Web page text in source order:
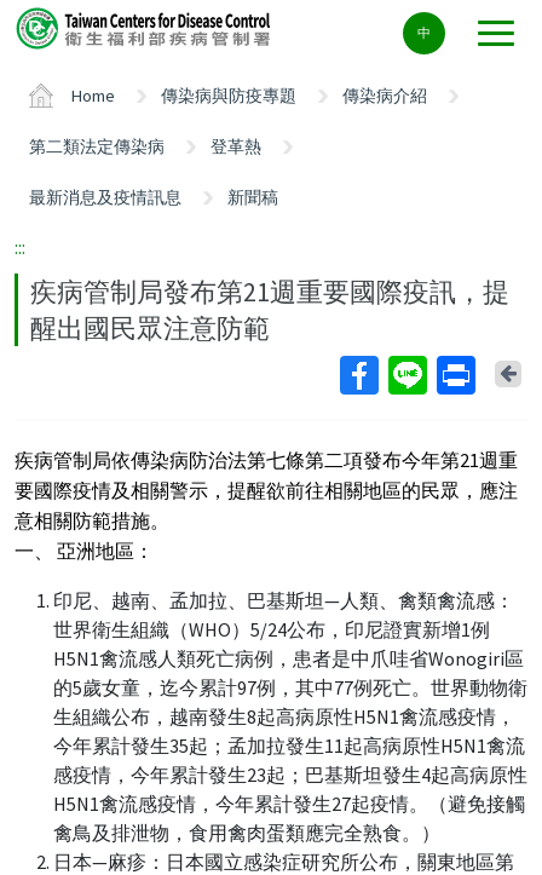
Center
block
中
Home 傳染病與防疫專題 傳染病介紹
第二類法定傳染病 登革熱
最新消息及疫情訊息 新聞稿
:::
疾病管制局發布第21週重要國際疫訊，提
醒出國民眾注意防範
疾病管制局依傳染病防治法第七條第二項發布今年第21週重
要國際疫情及相關警示，提醒欲前往相關地區的民眾，應注
意相關防範措施。
一、 亞洲地區：
印尼、越南、孟加拉、巴基斯坦—人類、禽類禽流感：
世界衛生組織（WHO）5/24公布，印尼證實新增1例
H5N1禽流感人類死亡病例，患者是中爪哇省Wonogiri區
的5歲女童，迄今累計97例，其中77例死亡。世界動物衛
生組織公布，越南發生8起高病原性H5N1禽流感疫情，
今年累計發生35起；孟加拉發生11起高病原性H5N1禽流
感疫情，今年累計發生23起；巴基斯坦發生4起高病原性
H5N1禽流感疫情，今年累計發生27起疫情。（避免接觸
禽鳥及排泄物，食用禽肉蛋類應完全熟食。）
日本—麻疹：日本國立感染症研究所公布，關東地區第